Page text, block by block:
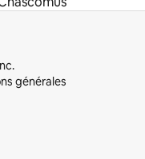
générales